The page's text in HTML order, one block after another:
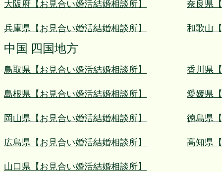
大阪府【お見合い婚活結婚相談所】
兵庫県【お見合い婚活結婚相談所】
奈良県
和歌山
中国 四国地方
鳥取県【お見合い婚活結婚相談所】
島根県【お見合い婚活結婚相談所】
岡山県【お見合い婚活結婚相談所】
広島県【お見合い婚活結婚相談所】
山口県【お見合い婚活結婚相談所】
香川県
愛媛県
徳島県
高知県